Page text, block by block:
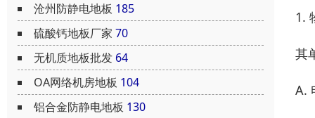
沧州防静电地板 185
硫酸钙地板厂家 70
无机质地板批发 64
OA网络机房地板 104
铝合金防静电地板 130
1.
其
A.